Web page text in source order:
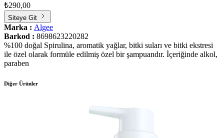
₺290,00
Siteye Git
Marka : Algee
Barkod : 8698623220282
%100 doğal Spirulina, aromatik yağlar, bitki suları ve bitki ekstresi
ile özel olarak formüle edilmiş özel bir şampuandır. İçeriğinde alkol,
paraben
Diğer Ürünler